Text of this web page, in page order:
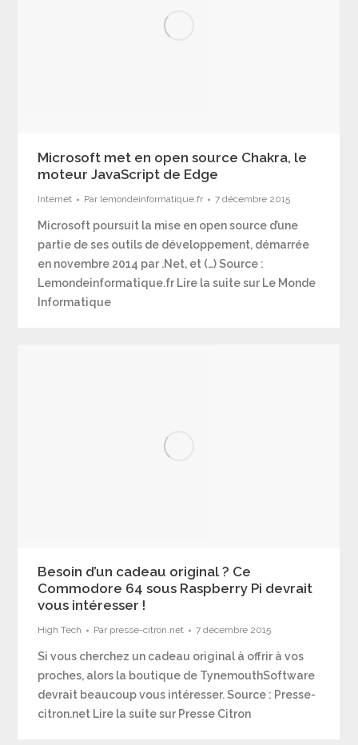
Microsoft met en open source Chakra, le
moteur JavaScript de Edge
Internet Par lemondeinformatique.fr 7 décembre 2015
Microsoft poursuit la mise en open source d’une
partie de ses outils de développement, démarrée
en novembre 2014 par .Net, et (…) Source :
Lemondeinformatique.fr Lire la suite sur Le Monde
Informatique
Besoin d’un cadeau original ? Ce
Commodore 64 sous Raspberry Pi devrait
vous intéresser !
High Tech Par presse-citron.net 7 décembre 2015
Si vous cherchez un cadeau original à offrir à vos
proches, alors la boutique de TynemouthSoftware
devrait beaucoup vous intéresser. Source : Presse-
citron.net Lire la suite sur Presse Citron